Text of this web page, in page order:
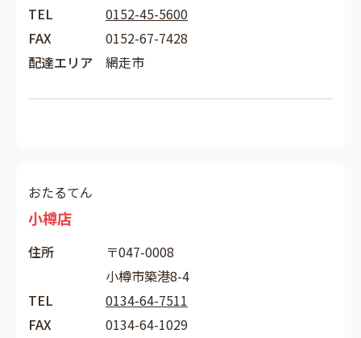
TEL
0152-45-5600
FAX
0152-67-7428
配達エリア
網走市
おたるてん
小樽店
住所
〒047-0008
小樽市築港8-4
TEL
0134-64-7511
FAX
0134-64-1029